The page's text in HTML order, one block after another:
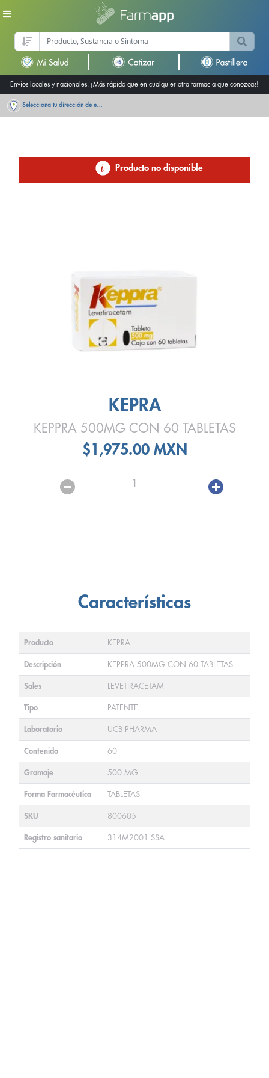
Envíos locales y nacionales. ¡Más rápido que en cualquier otra farmacia que conozcas!
Selecciona tu dirección de entrega
Producto no disponible
KEPRA
KEPPRA 500MG CON 60 TABLETAS
$1,975.00 MXN
1
Características
Producto KEPRA
Descripción KEPPRA 500MG CON 60 TABLETAS
Sales LEVETIRACETAM
Tipo PATENTE
Laboratorio UCB PHARMA
Contenido 60
Gramaje 500 MG
Forma Farmacéutica TABLETAS
SKU 800605
Registro sanitario 314M2001 SSA